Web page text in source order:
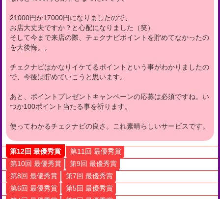
21000円が17000円になりましたので、
お店大丈夫ですか？と心配になりました（笑）
そして今まで来店の際、チェクナビポイントを貯めてなかったの
を大後悔。。
チェクナビはかなりイケてるポイントという事がわかりましたの
で、今後は貯めていこうと思います。
あと、ポイントプレゼントキャンペーンの応募は必須ですね。い
つか100ポイント当たる事を祈ります。
使ってわかるチェクナビの良さ。これ素晴らしいサービスです。
第12回 最優秀賞
第11回 最優秀賞
第10回 最優秀賞
第9回 最優秀賞
第8回 最優秀賞
第7回 最優秀賞
第6回 最優秀賞
第5回 最優秀賞